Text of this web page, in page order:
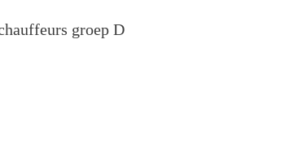
groep D